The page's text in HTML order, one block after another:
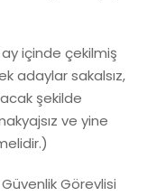
içinde çekilmiş
adaylar sakalsız,
şekilde
ve yine
Görevlisi